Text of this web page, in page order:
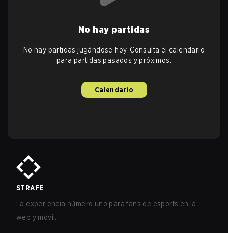
No hay partidas
No hay partidas jugándose hoy. Consulta el calendario
para partidas pasados y próximos.
Calendario
STRAFE
La experiencia número uno para fans de esports en la
web y móvil.